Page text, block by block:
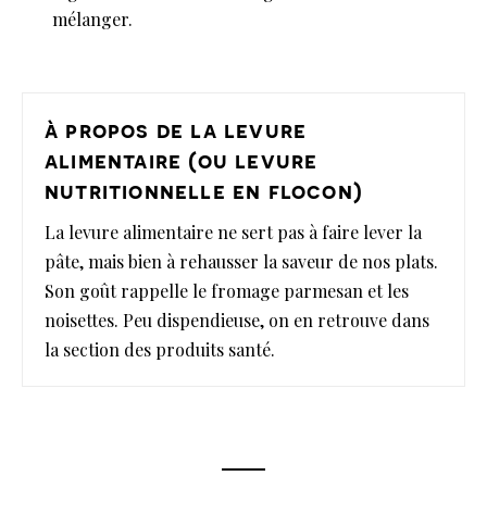
mélanger.
à propos de la levure
alimentaire (ou levure
nutritionnelle en flocon)
La levure alimentaire ne sert pas à faire lever la
pâte, mais bien à rehausser la saveur de nos plats.
Son goût rappelle le fromage parmesan et les
noisettes. Peu dispendieuse, on en retrouve dans
la section des produits santé.